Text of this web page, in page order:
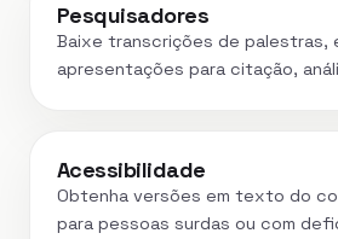
Pesquisadores
Baixe transcrições de palestras,
apresentações para citação,
Acessibilidade
Obtenha versões em texto do
para pessoas surdas ou com